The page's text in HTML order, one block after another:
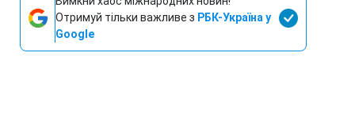
Отримуй тільки важливе з РБК-Україна у
Google